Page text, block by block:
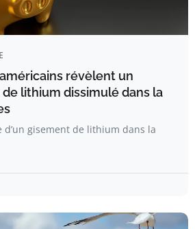
révèlent un
lithium dissimulé dans la
d’un gisement de lithium dans la